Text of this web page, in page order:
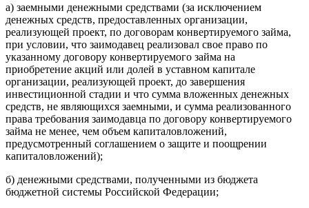
а) заемными денежными средствами (за исключением
денежных средств, предоставленных организации,
реализующей проект, по договорам конвертируемого займа,
при условии, что заимодавец реализовал свое право по
указанному договору конвертируемого займа на
приобретение акций или долей в уставном капитале
организации, реализующей проект, до завершения
инвестиционной стадии и что сумма вложенных денежных
средств, не являющихся заемными, и сумма реализованного
права требования заимодавца по договору конвертируемого
займа не менее, чем объем капиталовложений,
предусмотренный соглашением о защите и поощрении
капиталовложений);
б) денежными средствами, полученными из бюджета
бюджетной системы Российской Федерации;